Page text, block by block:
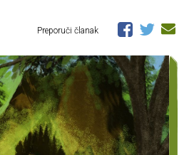
Preporuči članak